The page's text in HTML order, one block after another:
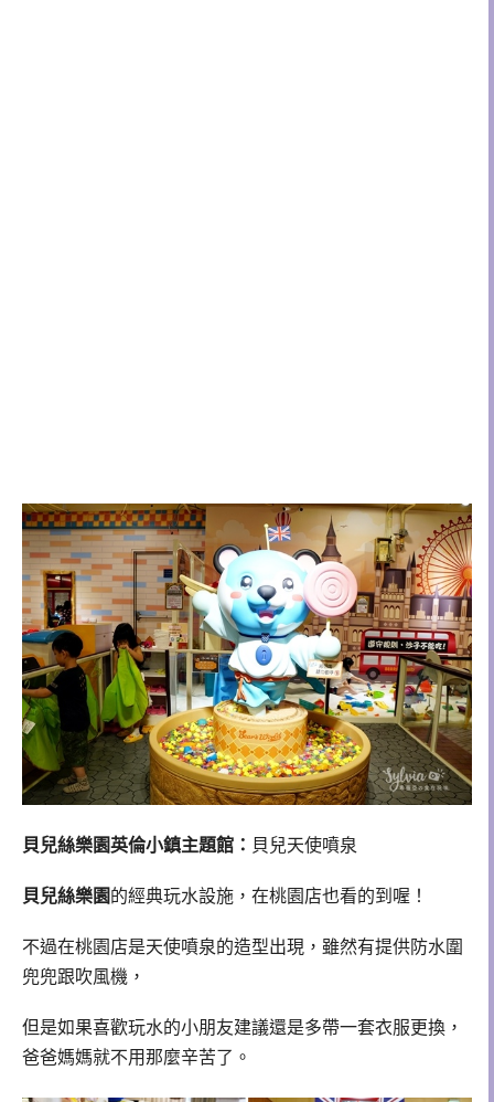
貝兒絲樂園英倫小鎮主題館： 貝兒天使噴泉
貝兒絲樂園的經典玩水設施，在桃園店也看的到喔！
不過在桃園店是天使噴泉的造型出現，雖然有提供防水圍
兜兜跟吹風機，
但是如果喜歡玩水的小朋友建議還是多帶一套衣服更換，
爸爸媽媽就不用那麼辛苦了。